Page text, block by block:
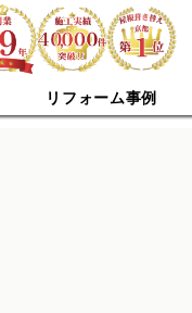
リフォーム事例